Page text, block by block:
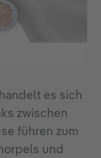
es sich
zwischen
führen zum
und